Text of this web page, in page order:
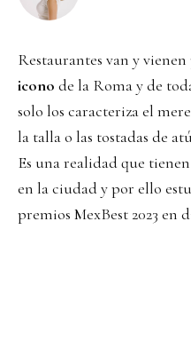
Restaurantes van y
icono de la Roma y de
solo los caracteriza el
la talla o las tostadas de
Es una realidad que
en la ciudad y por ello
premios MexBest 2023 en